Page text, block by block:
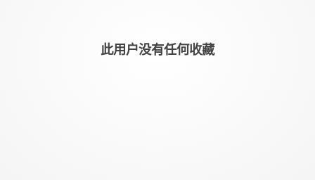
此用户没有任何收藏